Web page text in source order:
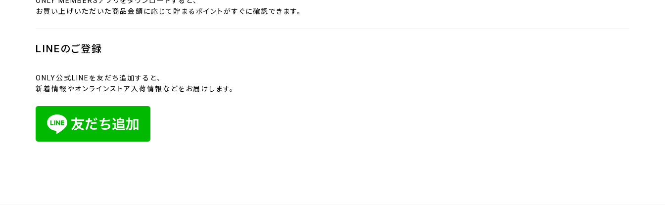
お買い上げいただいた商品金額に応じて貯まるポイントがすぐに確認できます。
LINEのご登録
ONLY公式LINEを友だち追加すると、
新着情報やオンラインストア入荷情報などをお届けします。